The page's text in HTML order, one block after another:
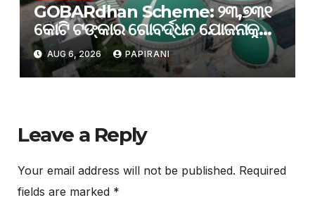
GOBARdhan Scheme: ୨୩,୭୩୧
କୋଟି ଟଙ୍କାର ଗୋବର୍ଦ୍ଧନ ଯୋଜନାକୁ
କ୍ୟାବିନେଟ୍ ମଞ୍ଜୁରି; ବଦଳିବ ଦେଶର
ଜୈବଶକ୍ତି କ୍ଷେତ୍ର
AUG 6, 2026 PAPIRANI
Leave a Reply
Your email address will not be published. Required
fields are marked *